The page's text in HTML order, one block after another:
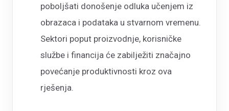
poboljšati donošenje odluka učenjem iz
obrazaca i podataka u stvarnom vremenu.
Sektori poput proizvodnje, korisničke
službe i financija će zabilježiti značajno
povećanje produktivnosti kroz ova
rješenja.